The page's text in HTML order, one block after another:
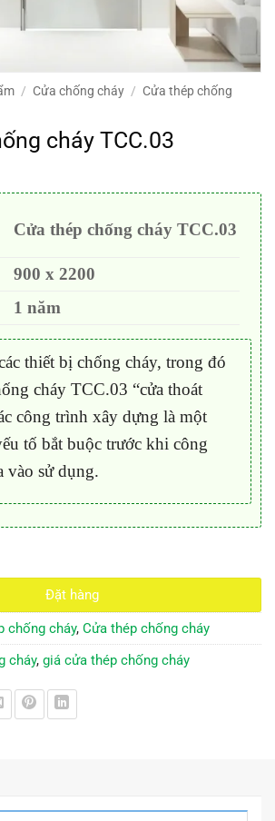
/ Cửa chống cháy / Cửa thép chống
cháy TCC.03
Cửa thép chống cháy TCC.03
900 x 2200
1 năm
thiết bị chống cháy, trong đó
cháy TCC.03 “cửa thoát
công trình xây dựng là một
tố bắt buộc trước khi công
vào sử dụng.
số lượng
Đặt hàng
chống cháy, Cửa thép chống cháy
cháy, giá cửa thép chống cháy